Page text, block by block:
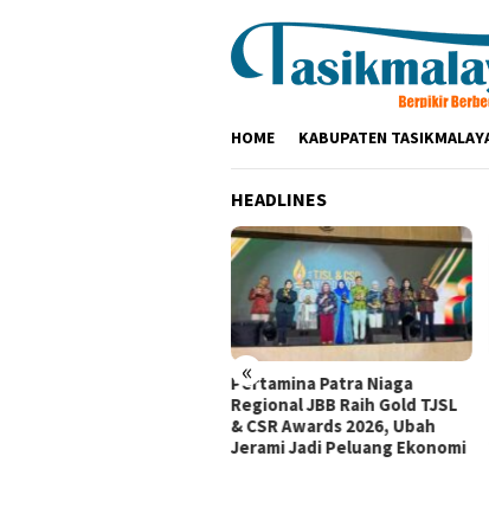
HOME KABUPATEN
HEADLINES
«
Pertamina Patra Niaga
Regional JBB Raih Gold TJSL
& CSR Awards 2026, Ubah
Jerami Jadi Peluang Ekonomi